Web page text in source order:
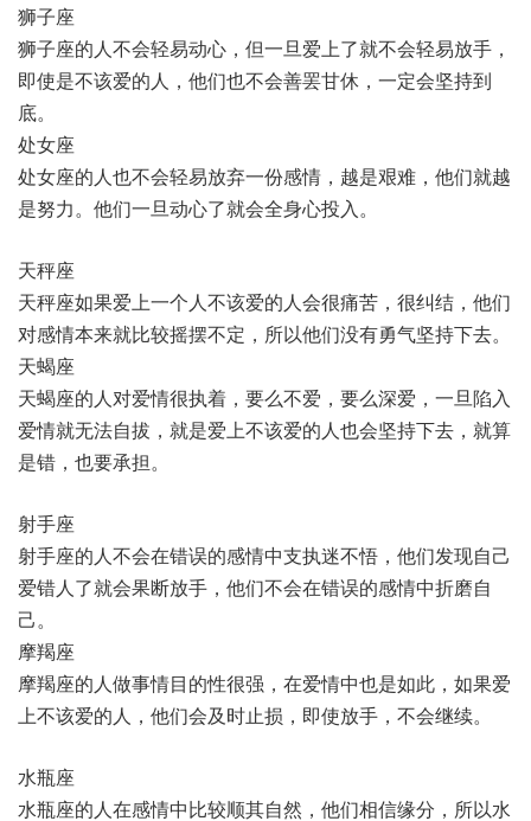
狮子座
狮子座的人不会轻易动心，但一旦爱上了就不会轻易放手，
即使是不该爱的人，他们也不会善罢甘休，一定会坚持到
底。
处女座
处女座的人也不会轻易放弃一份感情，越是艰难，他们就越
是努力。他们一旦动心了就会全身心投入。
天秤座
天秤座如果爱上一个人不该爱的人会很痛苦，很纠结，他们
对感情本来就比较摇摆不定，所以他们没有勇气坚持下去。
天蝎座
天蝎座的人对爱情很执着，要么不爱，要么深爱，一旦陷入
爱情就无法自拔，就是爱上不该爱的人也会坚持下去，就算
是错，也要承担。
射手座
射手座的人不会在错误的感情中支执迷不悟，他们发现自己
爱错人了就会果断放手，他们不会在错误的感情中折磨自
己。
摩羯座
摩羯座的人做事情目的性很强，在爱情中也是如此，如果爱
上不该爱的人，他们会及时止损，即使放手，不会继续。
水瓶座
水瓶座的人在感情中比较顺其自然，他们相信缘分，所以水